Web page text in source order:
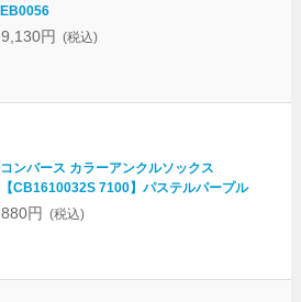
EB0056
9,130円 (税込)
コンバース カラーアンクルソックス
【CB1610032S 7100】パステルパープル
880円 (税込)